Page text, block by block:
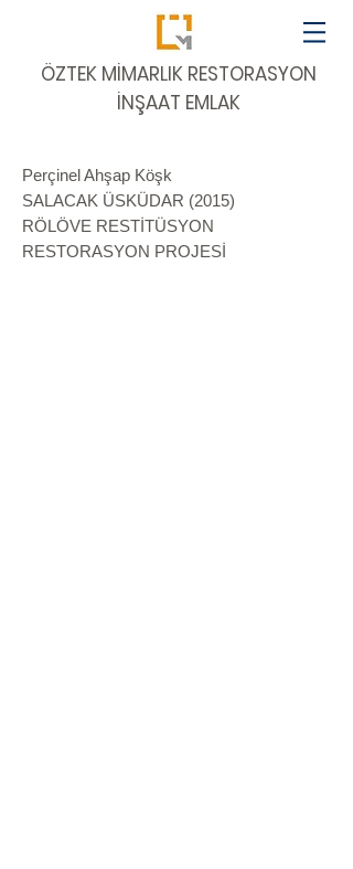
​ÖZTEK MİMARLIK RESTORASYON
İNŞAAT EMLAK
Perçinel Ahşap Köşk
SALACAK ÜSKÜDAR (2015)
RÖLÖVE RESTİTÜSYON
RESTORASYON PROJESİ